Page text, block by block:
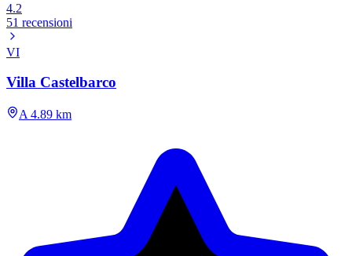
4.2
51 recensioni
VI
Villa Castelbarco
A 4.89 km